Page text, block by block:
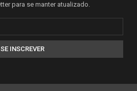
para se manter atualizado.
SE INSCREVER